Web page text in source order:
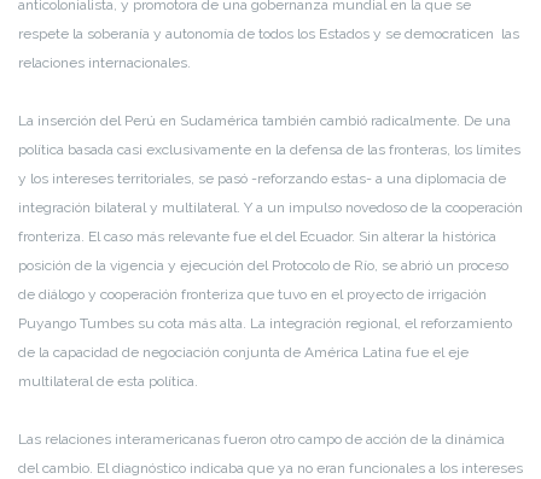
anticolonialista, y promotora de una gobernanza mundial en la que se
respete la soberanía y autonomía de todos los Estados y se democraticen las
relaciones internacionales.
La inserción del Perú en Sudamérica también cambió radicalmente. De una
política basada casi exclusivamente en la defensa de las fronteras, los límites
y los intereses territoriales, se pasó -reforzando estas- a una diplomacia de
integración bilateral y multilateral. Y a un impulso novedoso de la cooperación
fronteriza. El caso más relevante fue el del Ecuador. Sin alterar la histórica
posición de la vigencia y ejecución del Protocolo de Río, se abrió un proceso
de diálogo y cooperación fronteriza que tuvo en el proyecto de irrigación
Puyango Tumbes su cota más alta. La integración regional, el reforzamiento
de la capacidad de negociación conjunta de América Latina fue el eje
multilateral de esta política.
Las relaciones interamericanas fueron otro campo de acción de la dinámica
del cambio. El diagnóstico indicaba que ya no eran funcionales a los intereses